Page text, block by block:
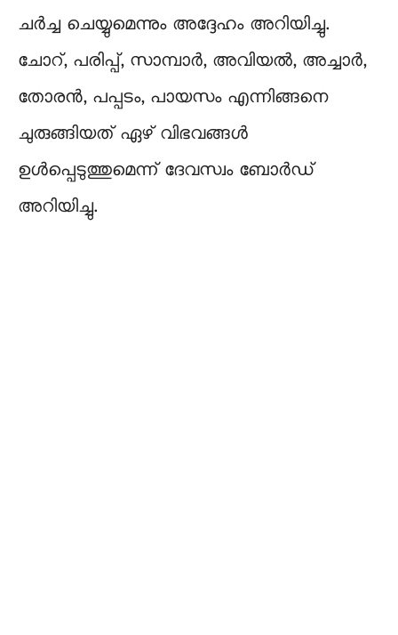
ചർച്ച ചെയ്യുമെന്നും അദ്ദേഹം അറിയിച്ചു.
ചോറ്, പരിപ്പ്, സാമ്പാർ, അവിയൽ, അച്ചാർ,
തോരൻ, പപ്പടം, പായസം എന്നിങ്ങനെ
ചുരുങ്ങിയത് ഏഴ് വിഭവങ്ങൾ
ഉൾപ്പെടുത്തുമെന്ന് ദേവസ്വം ബോർഡ്
അറിയിച്ചു.